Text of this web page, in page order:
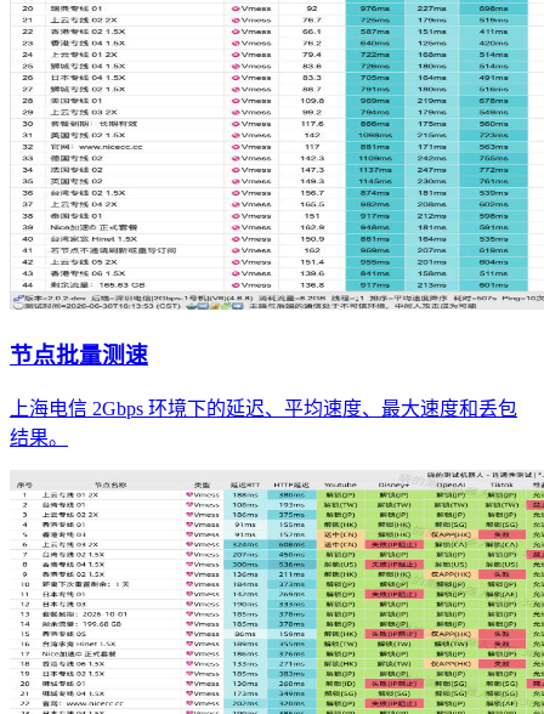
节点批量测速
上海电信 2Gbps 环境下的延迟、平均速度、最大速度和丢包
结果。